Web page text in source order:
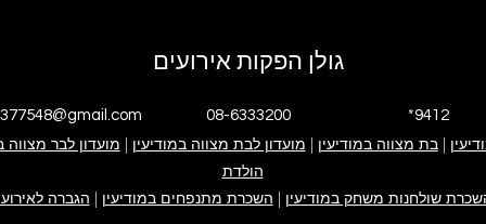
גולן הפקות אירועים
08-6333200 *9412
אנחנו גולן הפקות אירועים אירוע בת מצווה אירוע בר מצווה ימי
קייטנה במודיעין
|בת מצווה במודיעין מועדון לבת מצווה במודיעין מועדון לבר מצווה
הולדת
שולחנות משחק במודיעין השכרת מתנפחים במודיעין הגברה